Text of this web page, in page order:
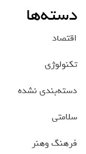
دسته‌ها
اقتصاد
تکنولوژی
دسته‌بندی نشده
سلامتی
فرهنگ وهنر